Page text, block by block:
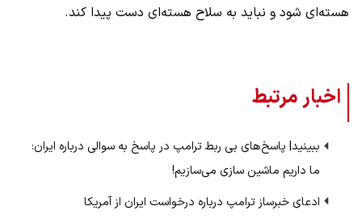
هسته‌ای شود و نباید به سلاح هسته‌ای دست پیدا کند.
اخبار مرتبط
ببینید| پاسخ‌های بی ربط ترامپ در پاسخ به سوالی درباره ایران:
ما داریم ماشین سازی می‌سازیم!
ادعای خبرساز ترامپ درباره درخواست ایران از آمریکا